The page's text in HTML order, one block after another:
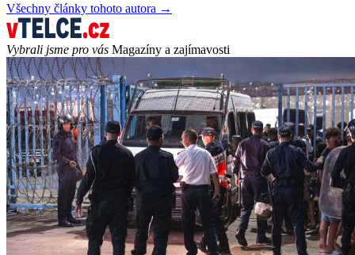
Všechny články tohoto autora →
Vybrali jsme pro vás Magazíny a zajímavosti